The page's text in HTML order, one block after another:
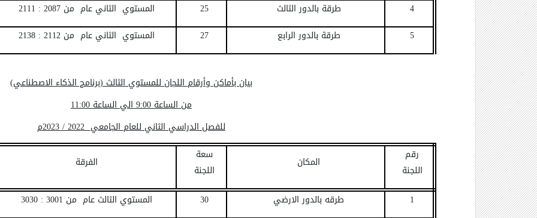
4
طرقة بالدور الثالث 25
المستوي الثاني عام من 2087 : 2111
5
طرقة بالدور الرابع 27 المستوي الثاني عام من 2112 : 2138
بيان بأماكن وأرقام اللجان للمستوي الثالث (برنامج الذكاء الاصطناعي)
من الساعة 9:00 الي الساعة 11:00
للفصل الدراسي الثاني للعام الجامعي 2022 / 2023م
رقم
اللجنة
المكان
سعة
اللجنة
الفرقة
1 طرقه بالدور الارضي 30
المستوي الثالث عام من 3001 : 3030